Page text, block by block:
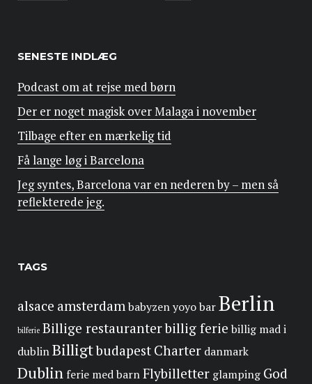
SENESTE INDLÆG
Podcast om at rejse med børn
Der er noget magisk over Malaga i november
Tilbage efter en mærkelig tid
Få lange løg i Barcelona
Jeg syntes, Barcelona var en nederen by – men så
reflekterede jeg.
TAGS
alsace amsterdambabyzen yoyobarBerlin
bilferie Billige restauranterbillig ferie billig mad i
dublinBilligtbudapestCharter danmark
Dublin ferie med barnFlybilletter glamping God